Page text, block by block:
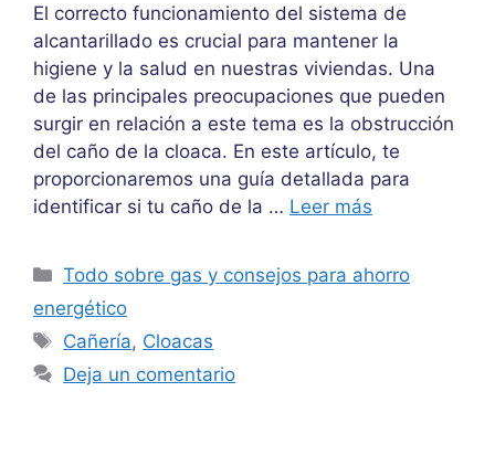
El correcto funcionamiento del sistema de
alcantarillado es crucial para mantener la
higiene y la salud en nuestras viviendas. Una
de las principales preocupaciones que pueden
surgir en relación a este tema es la obstrucción
del caño de la cloaca. En este artículo, te
proporcionaremos una guía detallada para
identificar si tu caño de la … Leer más
Categorías
Todo sobre gas y consejos para ahorro
energético
Etiquetas
Cañería, Cloacas
Deja un comentario